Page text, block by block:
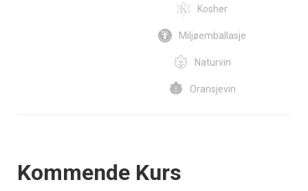
Kosher
Miljøemballasje
Naturvin
Oransjevin
Events
Kommende Kurs